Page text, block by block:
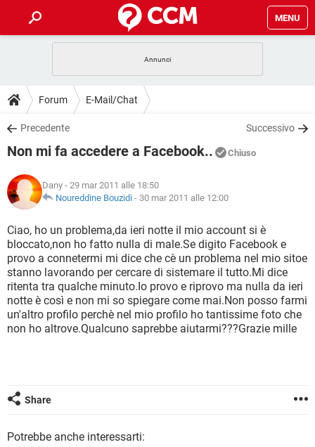
MENU
INTRATTENIMENTO
iOS
INSTAGRAM WHATSAPP
TIKTOK
HARDWARE
GUIDE
COVID-19
INSTAGRAM
TIKTOK
HARDWARE
DOWNLOAD
COVID-19 GAMING
INTRATTENIMENTO
iOS WINDOWS 10
INSTAGRAM WHATSAPP
TIKTOK FACEBOOK
HARDWARE
COVID-19
INTRATTENIMENTO
iOS WINDOWS 10
INSTAGRAM WHATSAPP
TIKTOK FACEBOOK
HARDWARE
GLOSSARIO
COVID-19 GAMING
INTRATTENIMENTO ANDROID
iOS WINDOWS 10
INSTAGRAM WHATSAPP
TIKTOK FACEBOOK
Forum E-Mail/Chat
Precedente Successivo
Non mi fa accedere a Facebook.. Chiuso
Dany - 29 mar 2011 alle 18:50
Noureddine Bouzidi - 30 mar 2011 alle 12:00
Ciao, ho un problema,da ieri notte il mio account si è
bloccato,non ho fatto nulla di male.Se digito Facebook e
provo a connetermi mi dice che cè un problema nel mio sitoe
stanno lavorando per cercare di sistemare il tutto.Mi dice
ritenta tra qualche minuto.Io provo e riprovo ma nulla da ieri
notte è così e non mi so spiegare come mai.Non posso farmi
un'altro profilo perchè nel mio profilo ho tantissime foto che
non ho altrove.Qualcuno saprebbe aiutarmi???Grazie mille
Share
Potrebbe anche interessarti: